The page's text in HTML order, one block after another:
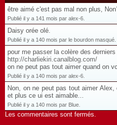
être aimé c'est pas mal non plus,
Publié il y a 141 mois par alex-6.
Daisy orée olé.
Publié il y a 140 mois par le bourdon masqué.
pour me passer la colère des
http://charliekiri.canalblog.com/
on ne peut pas tout aimer quand on
Publié il y a 140 mois par alex-6.
Non, on ne peut pas tout aimer
et plus ce ui est aimable...
Publié il y a 140 mois par Blue.
Les commentaires sont fermés.